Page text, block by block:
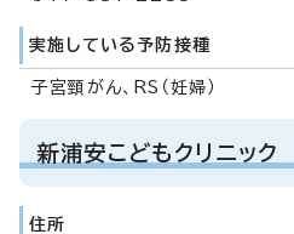
実施している予防接種
子宮頸がん、RS（妊婦）
新浦安こどもクリニック
住所